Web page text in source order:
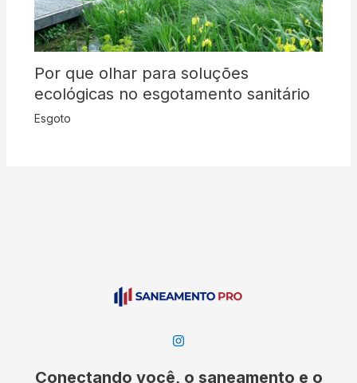
Por que olhar para soluções
ecológicas no esgotamento sanitário
Esgoto
Conectando você, o saneamento e o